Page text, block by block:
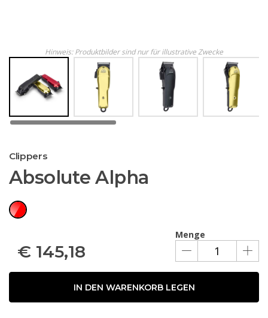
Hinweis: Produktbilder sind nur für illustrative Zwecke
Clippers
Absolute Alpha
Menge
€ 145,18
IN DEN WARENKORB LEGEN